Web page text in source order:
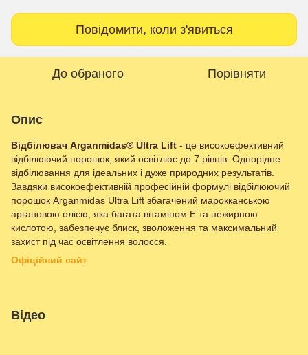
Повідомити, коли з'явиться
До обраного Порівняти
Опис
Відбілювач Arganmidas® Ultra Lift - це високоефективний
відбілюючий порошок, який освітлює до 7 рівнів. Однорідне
відбілювання для ідеальних і дуже природних результатів.
Завдяки високоефективній професійній формулі відбілюючий
порошок Arganmidas Ultra Lift збагачений марокканською
аргановою олією, яка багата вітаміном Е та нежирною
кислотою, забезпечує блиск, зволоження та максимальний
захист під час освітлення волосся.
Офіційний сайт
Відео